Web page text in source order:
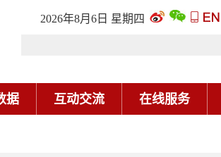
2026年8月6日 星期四
据 互动交流 在线服务